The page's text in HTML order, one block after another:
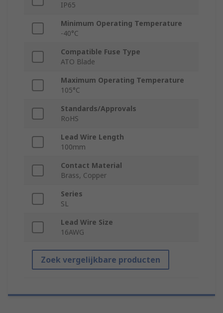
IP65
Minimum Operating Temperature
-40°C
Compatible Fuse Type
ATO Blade
Maximum Operating Temperature
105°C
Standards/Approvals
RoHS
Lead Wire Length
100mm
Contact Material
Brass, Copper
Series
SL
Lead Wire Size
16AWG
Zoek vergelijkbare producten